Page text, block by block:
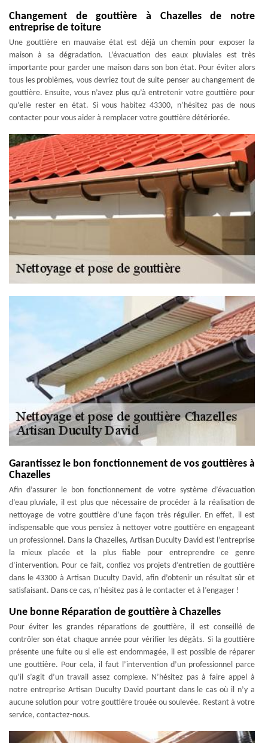
Changement de gouttière à Chazelles de notre
entreprise de toiture
Une gouttière en mauvaise état est déjà un chemin pour exposer la
maison à sa dégradation. L’évacuation des eaux pluviales est très
importante pour garder une maison dans son bon état. Pour éviter alors
tous les problèmes, vous devriez tout de suite penser au changement de
gouttière. Ensuite, vous n’avez plus qu’à entretenir votre gouttière pour
qu’elle rester en état. Si vous habitez 43300, n’hésitez pas de nous
contacter pour vous aider à remplacer votre gouttière détériorée.
Garantissez le bon fonctionnement de vos gouttières à
Chazelles
Afin d’assurer le bon fonctionnement de votre système d’évacuation
d’eau pluviale, il est plus que nécessaire de procéder à la réalisation de
nettoyage de votre gouttière d’une façon très régulier. En effet, il est
indispensable que vous pensiez à nettoyer votre gouttière en engageant
un professionnel. Dans la Chazelles, Artisan Duculty David est l’entreprise
la mieux placée et la plus fiable pour entreprendre ce genre
d’intervention. Pour ce fait, confiez vos projets d’entretien de gouttière
dans le 43300 à Artisan Duculty David, afin d’obtenir un résultat sûr et
satisfaisant. Dans ce cas, n’hésitez pas à le contacter et à l’engager !
Une bonne Réparation de gouttière à Chazelles
Pour éviter les grandes réparations de gouttière, il est conseillé de
contrôler son état chaque année pour vérifier les dégâts. Si la gouttière
présente une fuite ou si elle est endommagée, il est possible de réparer
une gouttière. Pour cela, il faut l’intervention d’un professionnel parce
qu’il s’agit d’un travail assez complexe. N’hésitez pas à faire appel à
notre entreprise Artisan Duculty David pourtant dans le cas où il n’y a
aucune solution pour votre gouttière trouée ou soulevée. Restant à votre
service, contactez-nous.